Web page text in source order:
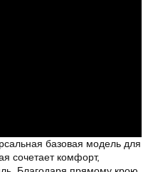
базовая модель для
сочетает комфорт,